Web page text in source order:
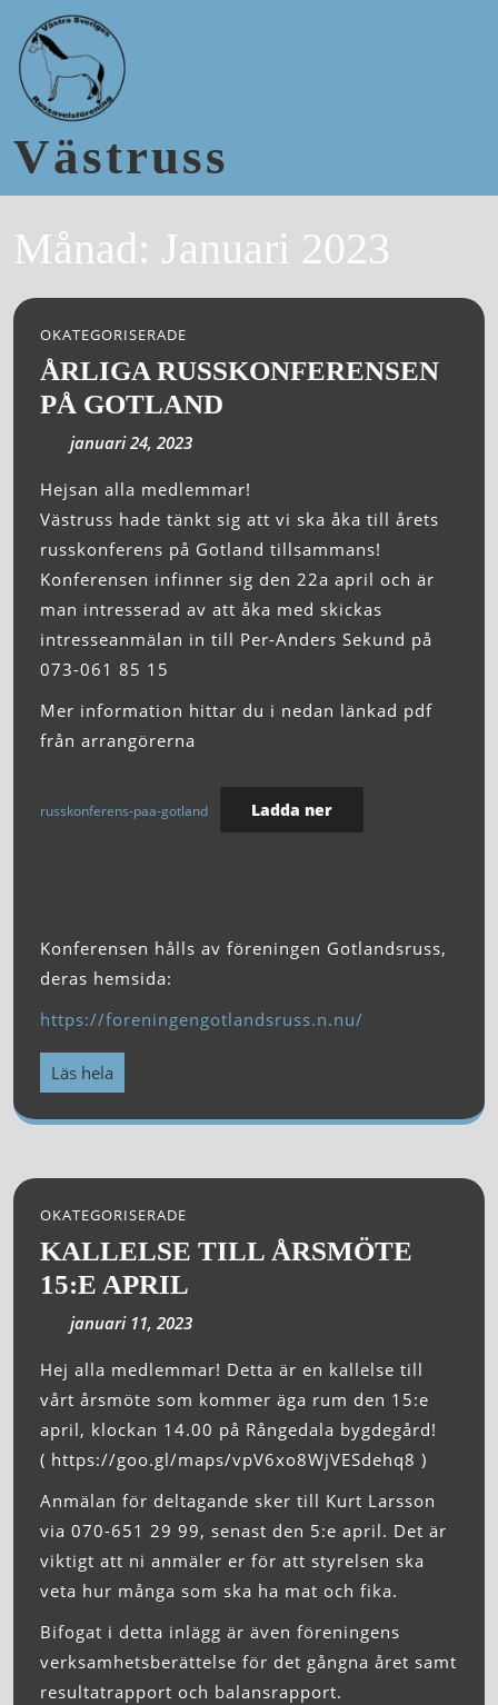
Västruss
Månad: Januari 2023
OKATEGORISERADE
ÅRLIGA RUSSKONFERENSEN
PÅ GOTLAND
januari 24, 2023
Hejsan alla medlemmar!
Västruss hade tänkt sig att vi ska åka till årets
russkonferens på Gotland tillsammans!
Konferensen infinner sig den 22a april och är
man intresserad av att åka med skickas
intresseanmälan in till Per-Anders Sekund på
073-061 85 15
Mer information hittar du i nedan länkad pdf
från arrangörerna
russkonferens-paa-gotland Ladda ner
Konferensen hålls av föreningen Gotlandsruss,
deras hemsida:
https://foreningengotlandsruss.n.nu/
Läs hela
OKATEGORISERADE
KALLELSE TILL ÅRSMÖTE
15:E APRIL
januari 11, 2023
Hej alla medlemmar! Detta är en kallelse till
vårt årsmöte som kommer äga rum den 15:e
april, klockan 14.00 på Rångedala bygdegård!
( https://goo.gl/maps/vpV6xo8WjVESdehq8 )
Anmälan för deltagande sker till Kurt Larsson
via 070-651 29 99, senast den 5:e april. Det är
viktigt att ni anmäler er för att styrelsen ska
veta hur många som ska ha mat och fika.
Bifogat i detta inlägg är även föreningens
verksamhetsberättelse för det gångna året samt
resultatrapport och balansrapport.